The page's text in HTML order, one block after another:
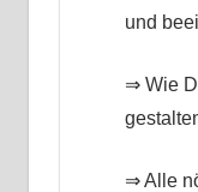
und
⇒ Wie
⇒ Alle